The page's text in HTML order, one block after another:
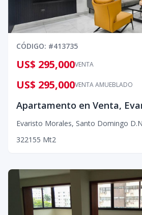
CÓDIGO: #413735
VENTA
US$ 295,000
VENTA AMUEBLADO
US$ 295,000
Apartamento en Venta,
Evaristo Morales, Santo Domingo
322155 Mt2